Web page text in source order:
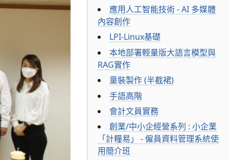
應用人工智能技術 - AI 多媒體
內容創作
LPI-Linux基礎
本地部署輕量版大語言模型與
RAG實作
童裝製作 (半截裙)
手語高階
會計文員實務
創業/中小企經營系列 : 小企業
「計糧易」 - 僱員資料管理系統使
用簡介班